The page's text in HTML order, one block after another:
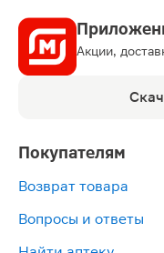
Акции,
Покупателям
Возврат товара
Вопросы и ответы